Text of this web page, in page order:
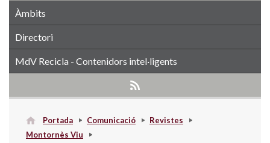
Àmbits
Directori
MdV Recicla - Contenidors intel·ligents
Portada Comunicació
Revistes
Montornès Viu